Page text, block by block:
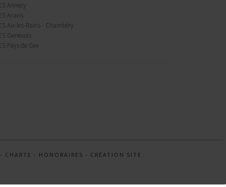
Annecy
Aravis
Aix-les-Bains - Chambéry
Genevois
Pays de Gex
- CHARTE - HONORAIRES - CRÉATION SITE